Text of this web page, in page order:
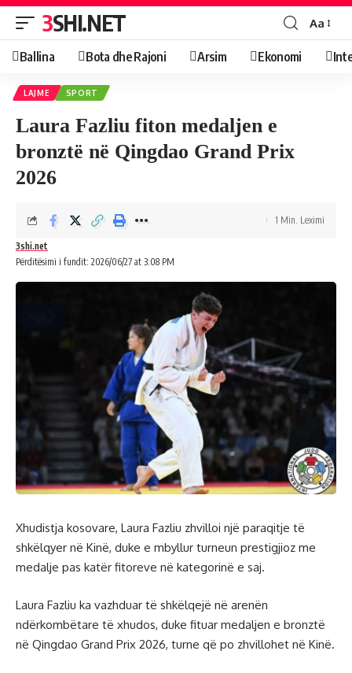
3SHI.NET Aa
Ballina Bota dhe Rajoni Arsim Ekonomi
LAJME SPORT
Laura Fazliu fiton medaljen e
bronztë në Qingdao Grand Prix
2026
Përditësimi i fundit: 2026/06/27 at 3:08 PM
3shi.net
1 Min. Leximi
Xhudistja kosovare, Laura Fazliu zhvilloi një paraqitje të
shkëlqyer në Kinë, duke e mbyllur turneun prestigjioz me
medalje pas katër fitoreve në kategorinë e saj.
Laura Fazliu ka vazhduar të shkëlqejë në arenën
ndërkombëtare të xhudos, duke fituar medaljen e bronztë
në Qingdao Grand Prix 2026, turne që po zhvillohet në Kinë.